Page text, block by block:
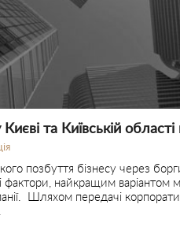
Києві та Київській
позбуття бізнесу через
фактори, найкращим варіантом
Шляхом передачі